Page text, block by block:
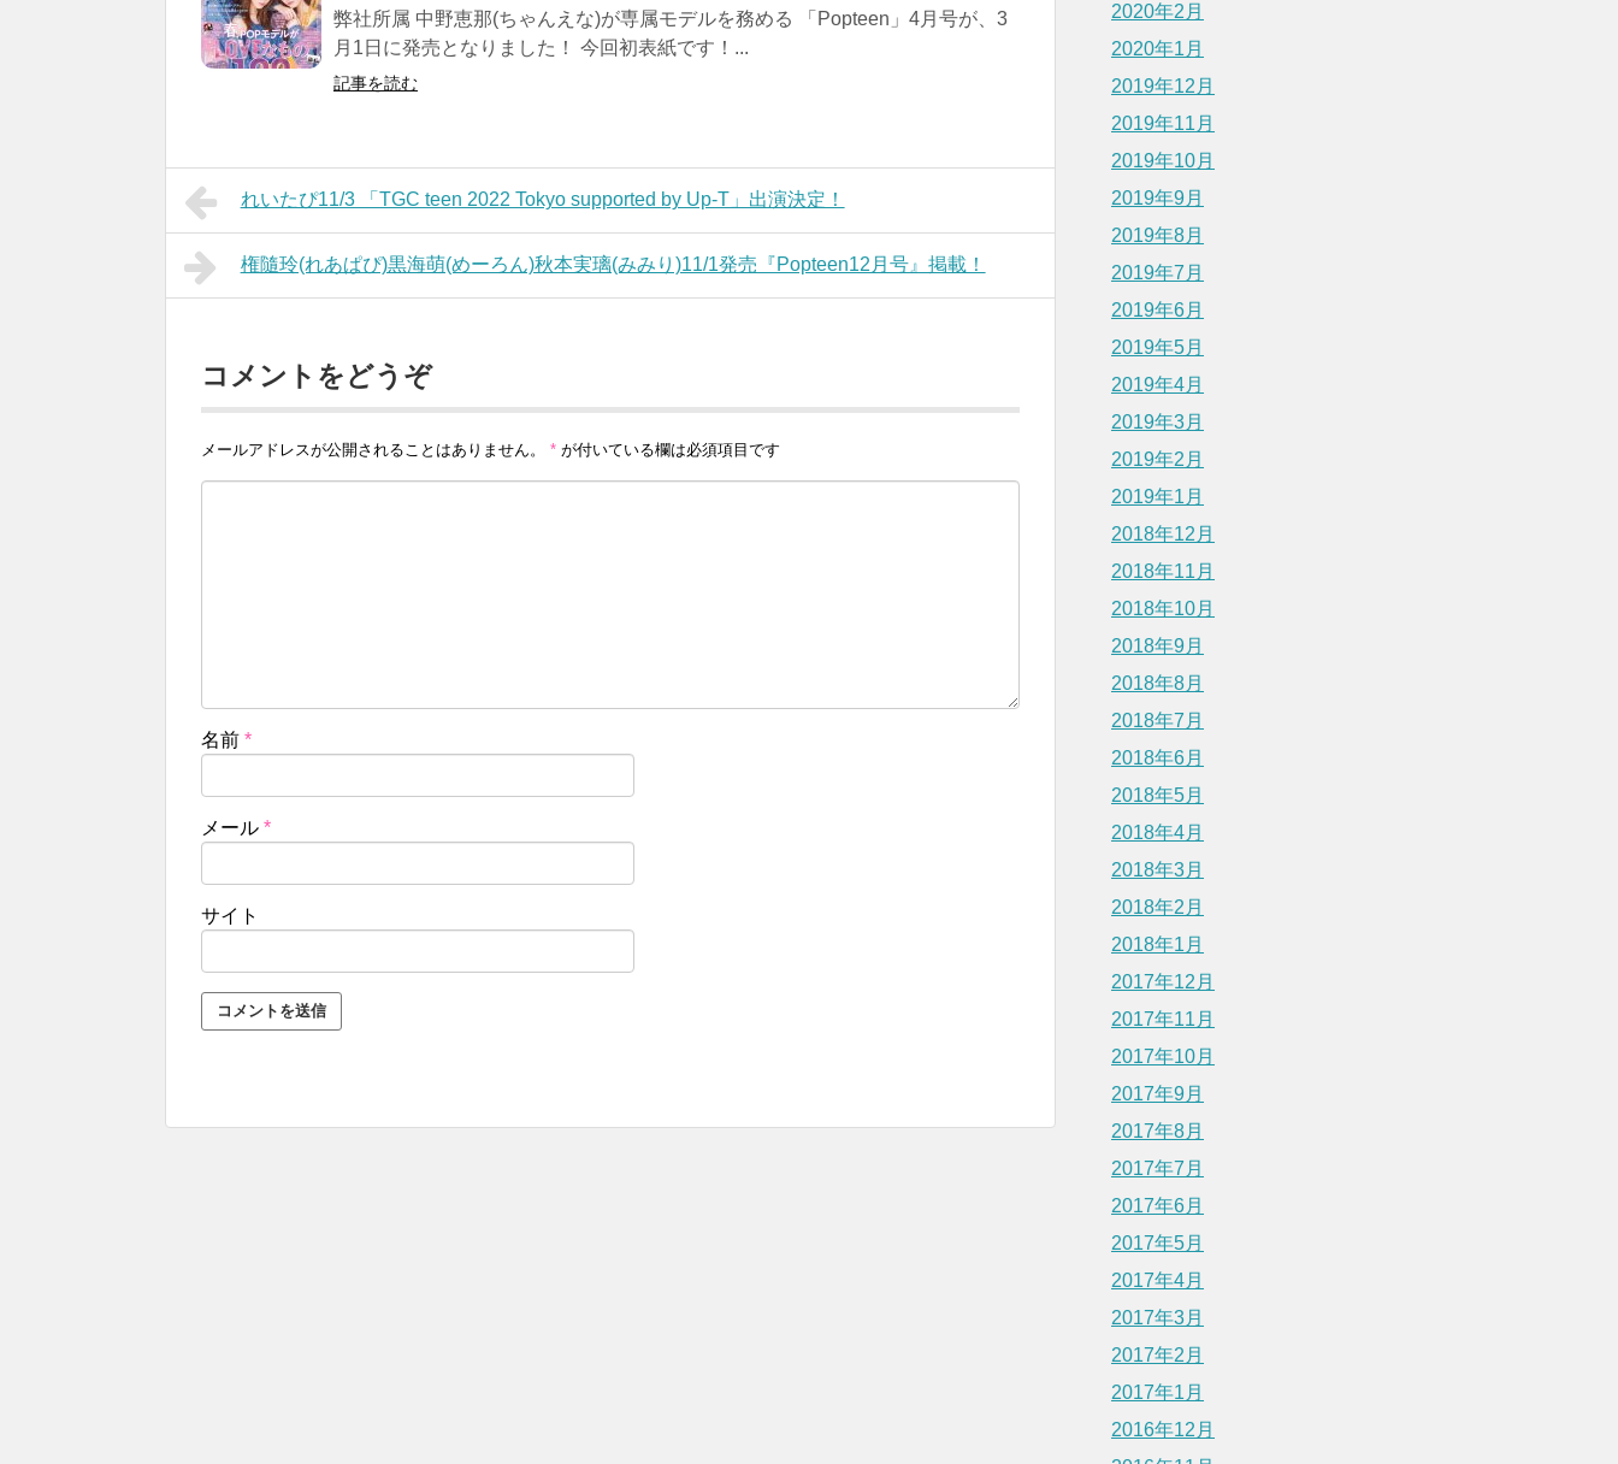
弊社所属 中野恵那(ちゃんえな)が専属モデルを務める 「Popteen」4月号が、3
月1日に発売となりました！ 今回初表紙です！...
記事を読む
れいたぴ11/3 「TGC teen 2022 Tokyo supported by Up-T」出演決定！
権隨玲(れあぱぴ)黒海萌(めーろん)秋本実璃(みみり)11/1発売『Popteen12月号』掲載！
コメントをどうぞ
メールアドレスが公開されることはありません。 * が付いている欄は必須項目です
名前 *
メール *
サイト
2020年2月
2020年1月
2019年12月
2019年11月
2019年10月
2019年9月
2019年8月
2019年7月
2019年6月
2019年5月
2019年4月
2019年3月
2019年2月
2019年1月
2018年12月
2018年11月
2018年10月
2018年9月
2018年8月
2018年7月
2018年6月
2018年5月
2018年4月
2018年3月
2018年2月
2018年1月
2017年12月
2017年11月
2017年10月
2017年9月
2017年8月
2017年7月
2017年6月
2017年5月
2017年4月
2017年3月
2017年2月
2017年1月
2016年12月